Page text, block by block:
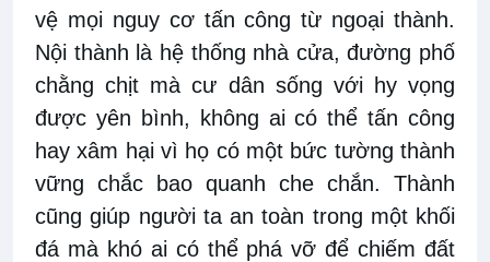
vệ mọi nguy cơ tấn công từ ngoại thành.
Nội thành là hệ thống nhà cửa, đường phố
chằng chịt mà cư dân sống với hy vọng
được yên bình, không ai có thể tấn công
hay xâm hại vì họ có một bức tường thành
vững chắc bao quanh che chắn. Thành
cũng giúp người ta an toàn trong một khối
đá mà khó ai có thể phá vỡ để chiếm đất